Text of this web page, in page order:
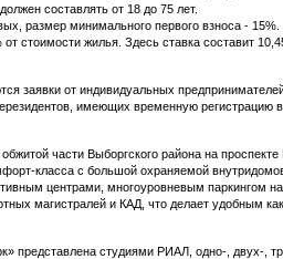
составлять от 18 до 75 лет.
размер минимального первого взноса -
стоимости жилья. Здесь ставка составит
заявки от индивидуальных
имеющих временную регистрацию
части Выборгского района на
класса с большой охраняемой
центрами, многоуровневым паркингом
магистралей и КАД, что делает удобным
представлена студиями РИАЛ, одно-, двух-,